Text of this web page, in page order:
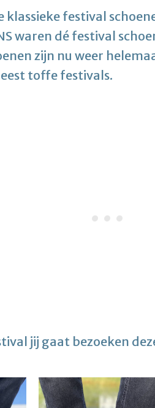
klassieke festival
waren dé festival
zijn nu weer
toffe festivals.
jij gaat bezoeken